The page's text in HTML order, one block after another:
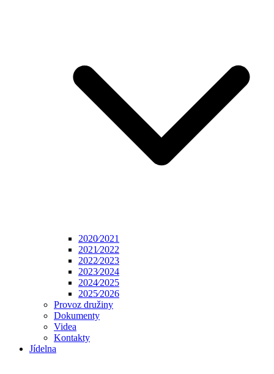
2020⁄2021
2021⁄2022
2022⁄2023
2023⁄2024
2024⁄2025
2025⁄2026
Provoz družiny
Dokumenty
Videa
Kontakty
Jídelna